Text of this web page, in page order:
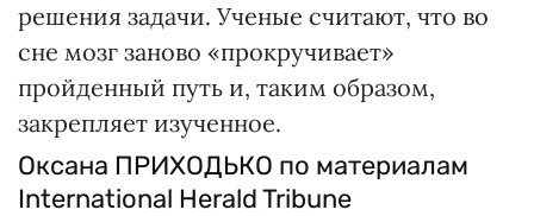
решения задачи. Ученые считают, что во
сне мозг заново «прокручивает»
пройденный путь и, таким образом,
закрепляет изученное.
Оксана ПРИХОДЬКО по материалам
International Herald Tribune